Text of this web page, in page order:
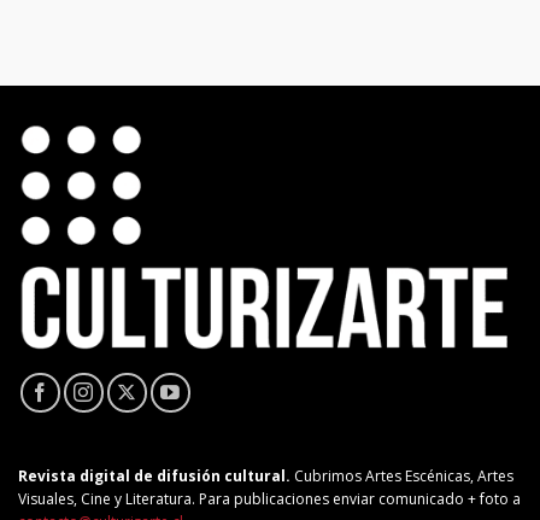
Revista digital de difusión cultural. Cubrimos Artes Escénicas, Artes
Visuales, Cine y Literatura. Para publicaciones enviar comunicado + foto a